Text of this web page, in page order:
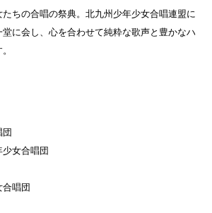
ちの合唱の祭典。北九州少年少女合唱連盟に
に会し、心を合わせて純粋な歌声と豊かなハ
団
女合唱団
合唱団